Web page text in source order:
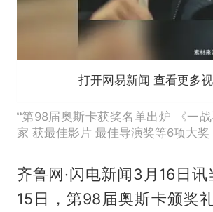
打开网易新闻 查看更多
第98届奥斯卡获奖名单出炉 《一
家 获最佳影片 最佳导演奖等6项大奖
齐鲁网·闪电新闻3月16日讯
15日，第98届奥斯卡颁奖